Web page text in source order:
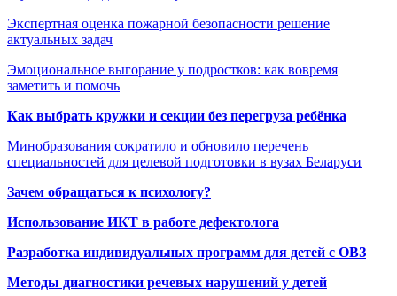
Экспертная оценка пожарной безопасности решение
актуальных задач
Эмоциональное выгорание у подростков: как вовремя
заметить и помочь
Как выбрать кружки и секции без перегруза ребёнка
Минобразования сократило и обновило перечень
специальностей для целевой подготовки в вузах Беларуси
Зачем обращаться к психологу?
Использование ИКТ в работе дефектолога
Разработка индивидуальных программ для детей с ОВЗ
Методы диагностики речевых нарушений у детей